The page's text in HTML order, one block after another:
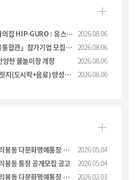
천왕동청소년문화의집 HIP-GURO : 유스테이지 ＇한 여름 밤의 COOL＇ 행사 취소 안내 2026.08.06
「CES 2027 서울통합관」참가기업 모집 연장 공고(＇26.8.28 14:00까지) 2026.08.06
천 물놀이장 개장
2026.08.06
F&B 이커머스 브릿지(도시락+음료) 양성과정 교육생 모집
2026.08.06
2026년 3분기 가리봉동 다문화명예통장 공개모집 공고
2026.05.04
봉동 통장 공개모집 공고
2026.05.04
2026년 2분기 가리봉동 다문화명예통장 공개모집 공고
2026.02.03